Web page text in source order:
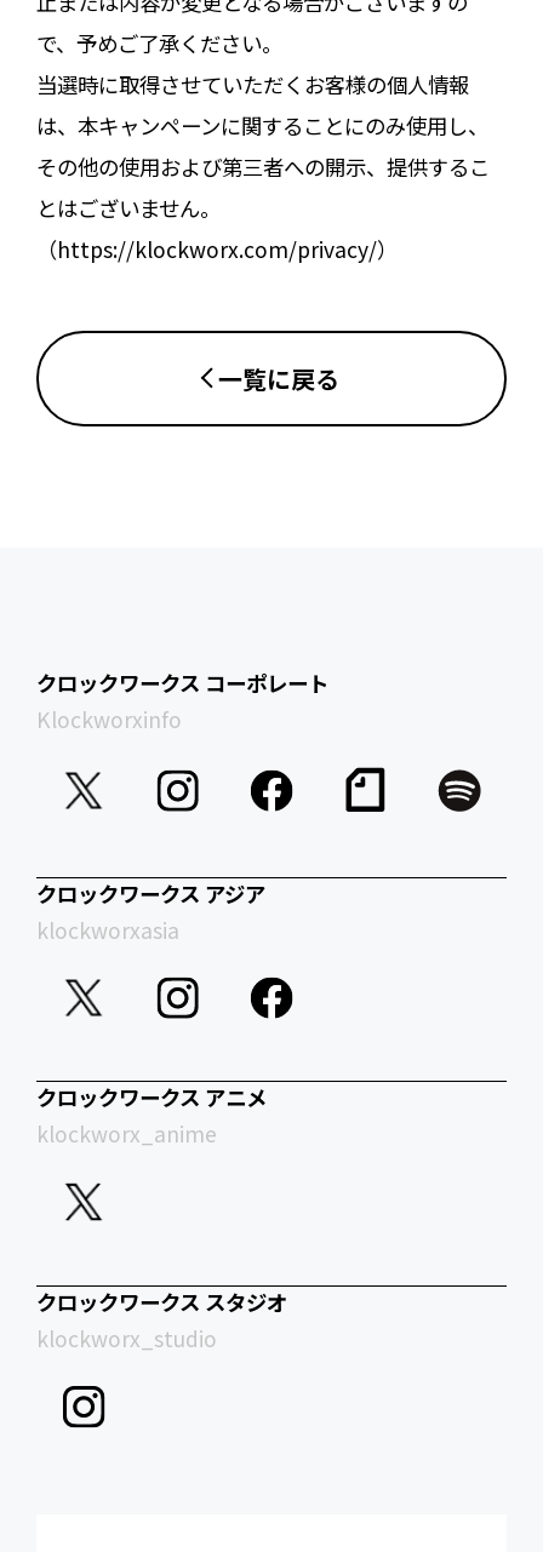
で、予めご了承ください。
当選時に取得させていただくお客様の個人情報
は、本キャンペーンに関することにのみ使用し、
その他の使用および第三者への開示、提供するこ
とはございません。
（https://klockworx.com/privacy/）
一覧に戻る
クロックワークス コーポレート
Klockworxinfo
クロックワークス アジア
klockworxasia
クロックワークス アニメ
klockworx_anime
クロックワークス スタジオ
klockworx_studio